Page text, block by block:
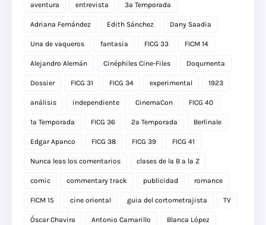
aventura entrevista 3a Temporada
Adriana Fernández Edith Sánchez Dany Saadia
Una de vaqueros fantasia FICG 33 FICM 14
Alejandro Alemán Cinéphiles Cine-Files Doqumenta
Dossier FICG 31 FICG 34 experimental 1923
análisis independiente CinemaCon FICG 40
1a Temporada FICG 36 2a Temporada Berlinale
Edgar Apanco FICG 38 FICG 39 FICG 41
Nunca leas los comentarios clases de la B a la Z
comic commentary track publicidad romance
FICM 15 cine oriental guia del cortometrajista TV
Óscar Chavira Antonio Camarillo Blanca López